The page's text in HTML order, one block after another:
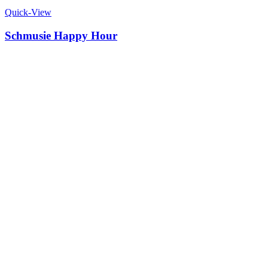
Quick-View
Schmusie Happy Hour